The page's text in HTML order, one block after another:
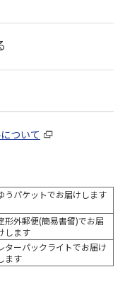
ついて
うパケットでお届けします
形外郵便(簡易書留)でお届
します
ターパックライトでお届け
ます